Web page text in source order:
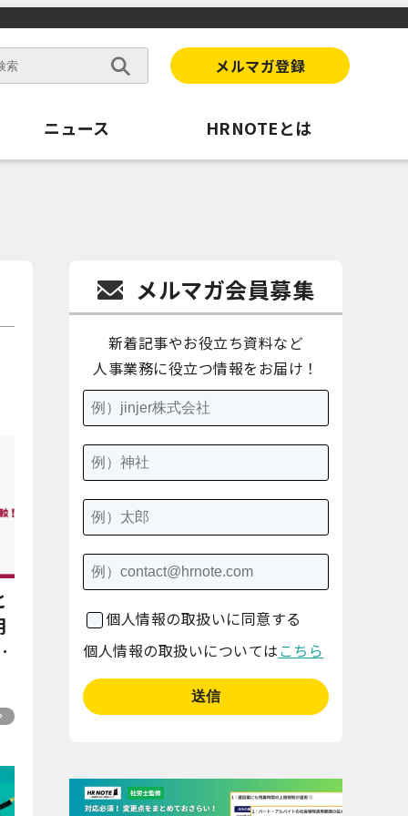
メルマガ登録
ニュース HRNOTEとは
メルマガ会員募集
新着記事やお役立ち資料など
人事業務に役立つ情報をお届け！
個人情報の取扱いに同意する
個人情報の取扱いについては こちら